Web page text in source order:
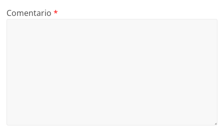
Comentario*